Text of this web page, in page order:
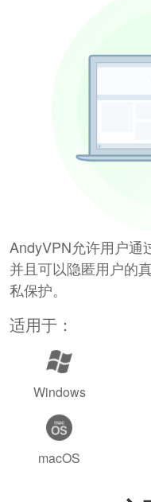
AndyVPN允许用户通
并且可以隐匿用户的
私保护。
适用于：
Windows
macOS